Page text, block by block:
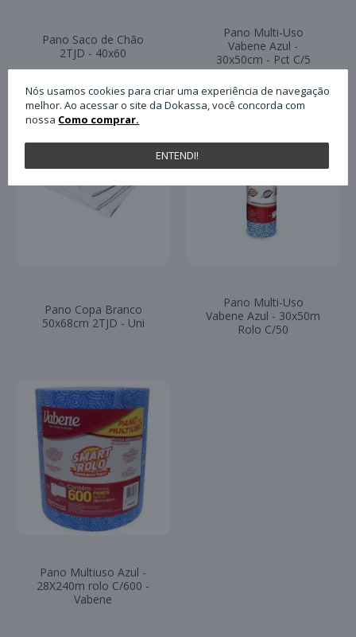
Pano Saco de Chão
2TJD - 40x60
Pano Multi-Uso
Vabene Azul -
30x50cm - Pct C/5
Pano Copa Branco
50x68cm 2TJD - Uni
Pano Multi-Uso
Vabene Azul - 30x50m
Rolo C/50
Pano Multiuso Azul -
28X240m rolo C/600 -
Vabene
Nós usamos cookies para criar uma experiência de navegação
melhor. Ao acessar o site da Dokassa, você concorda com
nossa Como comprar.
ENTENDI!